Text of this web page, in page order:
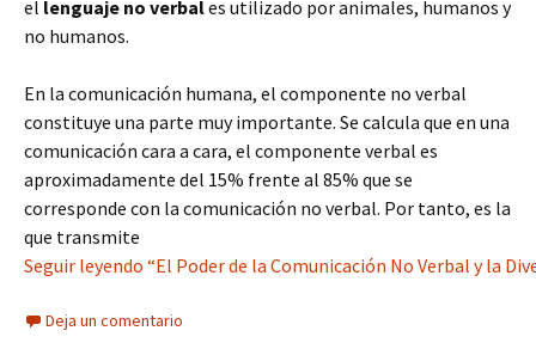
el lenguaje no verbales utilizado por animales, humanos y
no humanos.
En la comunicación humana, el componente no verbal
constituye una parte muy importante. Se calcula que en una
comunicación cara a cara, el componente verbal es
aproximadamente del 15% frente al 85% que se
corresponde con la comunicación no verbal. Por tanto, es la
que transmite
Seguir leyendo “El Poder de la Comunicación No Verbal y la
Deja un comentario